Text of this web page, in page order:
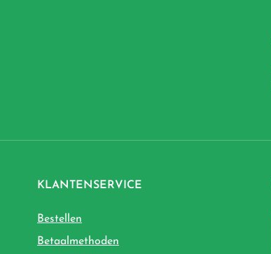
KLANTENSERVICE
Bestellen
Betaalmethoden